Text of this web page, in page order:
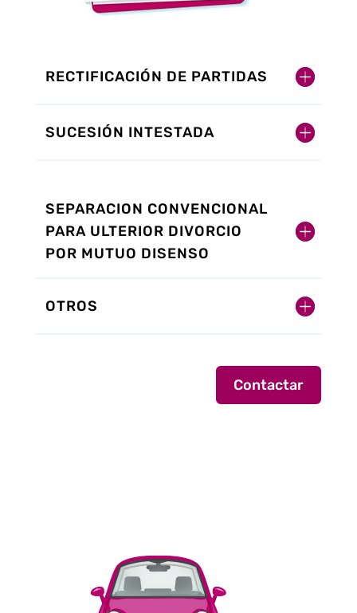
RECTIFICACIÓN DE PARTIDAS
SUCESIÓN INTESTADA
SEPARACION CONVENCIONAL
PARA ULTERIOR DIVORCIO
POR MUTUO DISENSO
OTROS
Contactar